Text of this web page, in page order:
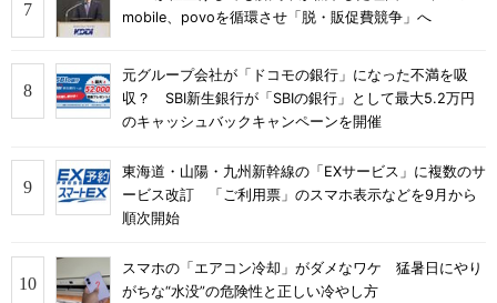
mobile、povoを循環させ「脱・販促費競争」へ
元グループ会社が「ドコモの銀行」になった不満を吸
収？ SBI新生銀行が「SBIの銀行」として最大5.2万円
のキャッシュバックキャンペーンを開催
東海道・山陽・九州新幹線の「EXサービス」に複数のサ
ービス改訂 「ご利用票」のスマホ表示などを9月から
順次開始
スマホの「エアコン冷却」がダメなワケ 猛暑日にやり
がちな“水没”の危険性と正しい冷やし方